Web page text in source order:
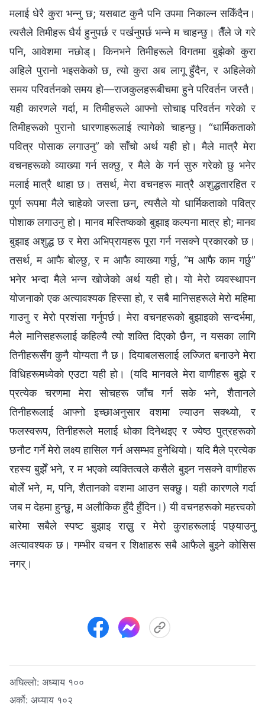
मलाई धेरै कुरा भन्नु छ; यसबाट कुनै पनि उपमा निकाल्न सकिँदैन।
त्यसैले तिमीहरू धैर्य हुनुपर्छ र पर्खनुपर्छ भन्‍ने म चाहन्छु। तैँले जे गरे
पनि, आवेशमा नछोड्। किनभने तिमीहरूले विगतमा बुझेको कुरा
अहिले पुरानो भइसकेको छ, त्यो कुरा अब लागू हुँदैन, र अहिलेको
समय परिवर्तनको समय हो—राजकुलहरूबीचमा हुने परिवर्तन जस्तै।
यही कारणले गर्दा, म तिमीहरूले आफ्नो सोचाइ परिवर्तन गरेको र
तिमीहरूको पुरानो धारणाहरूलाई त्यागेको चाहन्छु। “धार्मिकताको
पवित्र पोसाक लगाउनु” को साँचो अर्थ यही हो। मैले मात्रै मेरा
वचनहरूको व्याख्या गर्न सक्छु, र मैले के गर्न सुरु गरेको छु भनेर
मलाई मात्रै थाहा छ। तसर्थ, मेरा वचनहरू मात्रै अशुद्धतारहित र
पूर्ण रूपमा मैले चाहेको जस्ता छन्, त्यसैले यो धार्मिकताको पवित्र
पोशाक लगाउनु हो। मानव मस्तिष्कको बुझाइ कल्पना मात्र हो; मानव
बुझाइ अशुद्ध छ र मेरा अभिप्रायहरू पूरा गर्न नसक्ने प्रकारको छ।
तसर्थ, म आफै बोल्छु, र म आफै व्याख्या गर्छु, “म आफै काम गर्छु”
भनेर भन्दा मैले भन्न खोजेको अर्थ यही हो। यो मेरो व्यवस्थापन
योजनाको एक अत्यावश्यक हिस्सा हो, र सबै मानिसहरूले मेरो महिमा
गाउनु र मेरो प्रशंसा गर्नुपर्छ। मेरा वचनहरूको बुझाइको सन्दर्भमा,
मैले मानिसहरूलाई कहिल्यै त्यो शक्ति दिएको छैन, न यसका लागि
तिनीहरूसँग कुनै योग्यता नै छ। दियाबलसलाई लज्जित बनाउने मेरा
विधिहरूमध्येको एउटा यही हो। (यदि मानवले मेरा वाणीहरू बुझे र
प्रत्येक चरणमा मेरा सोचहरू जाँच गर्न सके भने, शैतानले
तिनीहरूलाई आफ्नो इच्छाअनुसार वशमा ल्याउन सक्थ्यो, र
फलस्वरूप, तिनीहरूले मलाई धोका दिनेथइए र ज्येष्ठ पुत्रहरूको
छनौट गर्ने मेरो लक्ष्य हासिल गर्न असम्भव हुनेथियो। यदि मैले प्रत्येक
रहस्य बुझेँ भने, र म भएको व्यक्तित्वले कसैले बुझ्न नसक्ने वाणीहरू
बोलेँ भने, म, पनि, शैतानको वशमा आउन सक्छु। यही कारणले गर्दा
जब म देहमा हुन्छु, म अलौकिक हुँदै हुँदिन।) यी वचनहरूको महत्त्वको
बारेमा सबैले स्पष्ट बुझाइ राख्नु र मेरो कुराहरूलाई पछ्याउनु
अत्यावश्यक छ। गम्भीर वचन र शिक्षाहरू सबै आफैले बुझ्ने कोसिस
नगर्।
अघिल्लो: अध्याय १००
अर्को: अध्याय १०२